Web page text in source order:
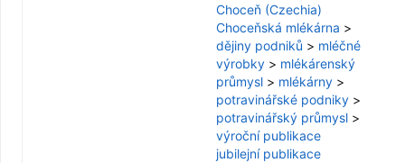
Choceň (Czechia)
Choceňská mlékárna >
dějiny podniků > mléčné
výrobky > mlékárenský
průmysl > mlékárny >
potravinářské podniky >
potravinářský průmysl >
výroční publikace
jubilejní publikace